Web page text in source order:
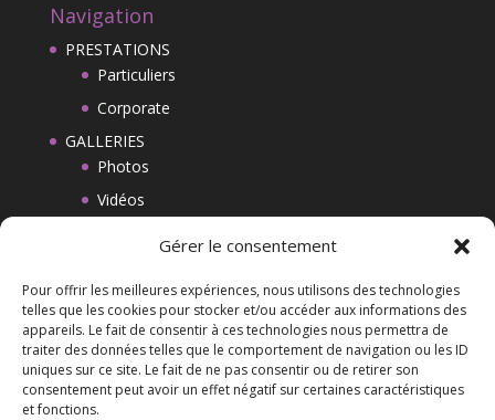
Gérer le consentement
Pour offrir les meilleures expériences, nous utilisons des technologies
telles que les cookies pour stocker et/ou accéder aux informations des
appareils. Le fait de consentir à ces technologies nous permettra de
traiter des données telles que le comportement de navigation ou les ID
uniques sur ce site. Le fait de ne pas consentir ou de retirer son
consentement peut avoir un effet négatif sur certaines caractéristiques
et fonctions.
Navigation
PRESTATIONS
Particuliers
Corporate
GALLERIES
Photos
Vidéos
MENTIONS LEGALES
CGV
Politique de cookies (UE)